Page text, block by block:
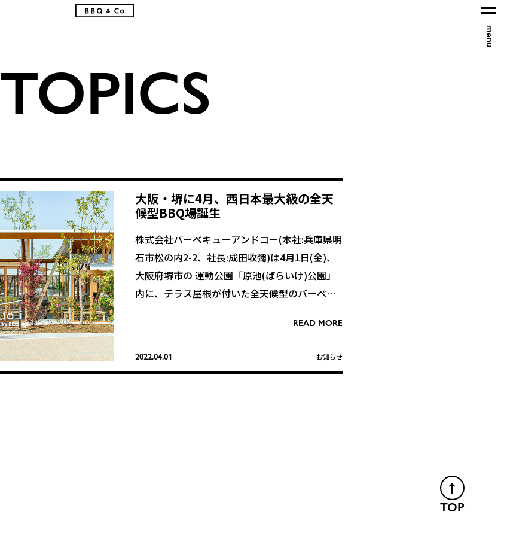
menu
TOPICS
大阪・堺に4月、西日本最大級の全天
候型BBQ場誕生
株式会社バーベキューアンドコー(本社:兵庫県明
石市松の内2-2、社長:成田收彌)は4月1日(金)、
大阪府堺市の 運動公園「原池(ばらいけ)公園」
内に、テラス屋根が付いた全天候型のバーベキ
す。総座席数は600席あり、全天候型としては西
店名の由来となった「円居る(まといる)」ど
READ MORE
2022.04.01 お知らせ
TOP